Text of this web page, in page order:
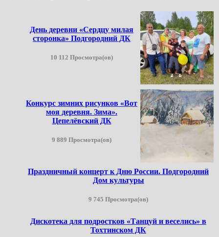
День деревни «Сердцу милая
сторонка» Подгородний ДК
10 112 Просмотра(ов)
Конкурс зимних рисунков «Вот
моя деревня. Зима».
Цепелёвский ДК
9 889 Просмотра(ов)
Праздничный концерт к Дню России. Подгородний
Дом культуры
9 745 Просмотра(ов)
Дискотека для подростков «Танцуй и веселись» в
Тохтинском ДК